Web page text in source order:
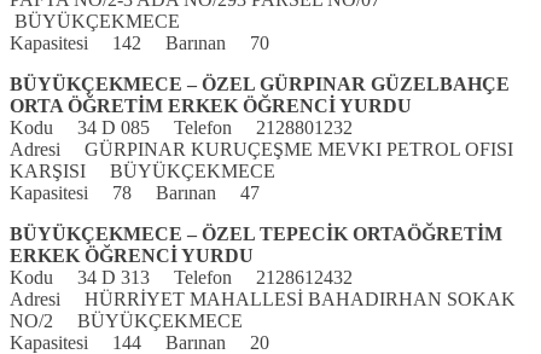
BÜYÜKÇEKMECE
Kapasitesi 142 Barınan 70
BÜYÜKÇEKMECE – ÖZEL GÜRPINAR GÜZELBAHÇE
ORTA ÖĞRETİM ERKEK ÖĞRENCİ YURDU
Kodu 34 D 085 Telefon 2128801232
Adresi GÜRPINAR KURUÇEŞME MEVKI PETROL OFISI
KARŞISI BÜYÜKÇEKMECE
Kapasitesi 78 Barınan 47
BÜYÜKÇEKMECE – ÖZEL TEPECİK ORTAÖĞRETİM
ERKEK ÖĞRENCİ YURDU
Kodu 34 D 313 Telefon 2128612432
Adresi HÜRRİYET MAHALLESİ BAHADIRHAN SOKAK
NO/2 BÜYÜKÇEKMECE
Kapasitesi 144 Barınan 20